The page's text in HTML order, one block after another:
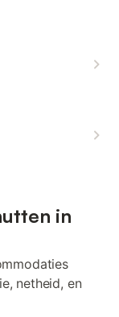
in
netheid, en